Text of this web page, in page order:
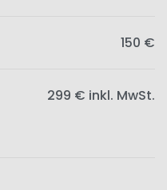
150 €
299 € inkl. MwSt.